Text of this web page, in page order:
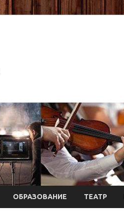
ОБРАЗОВАНИЕ ТЕАТР